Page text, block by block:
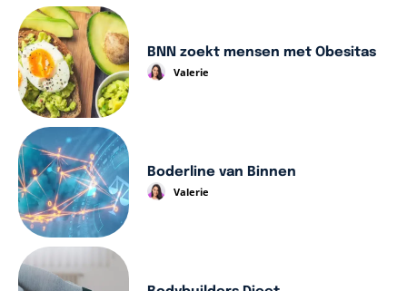
BNN zoekt mensen met Obesitas
Valerie
Boderline van Binnen
Valerie